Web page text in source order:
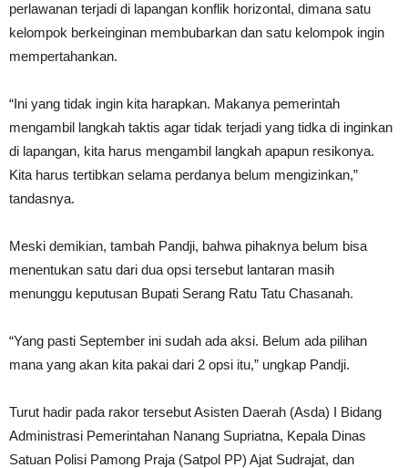
perlawanan terjadi di lapangan konflik horizontal, dimana satu
kelompok berkeinginan membubarkan dan satu kelompok ingin
mempertahankan.
“Ini yang tidak ingin kita harapkan. Makanya pemerintah
mengambil langkah taktis agar tidak terjadi yang tidka di inginkan
di lapangan, kita harus mengambil langkah apapun resikonya.
Kita harus tertibkan selama perdanya belum mengizinkan,”
tandasnya.
Meski demikian, tambah Pandji, bahwa pihaknya belum bisa
menentukan satu dari dua opsi tersebut lantaran masih
menunggu keputusan Bupati Serang Ratu Tatu Chasanah.
“Yang pasti September ini sudah ada aksi. Belum ada pilihan
mana yang akan kita pakai dari 2 opsi itu,” ungkap Pandji.
Turut hadir pada rakor tersebut Asisten Daerah (Asda) I Bidang
Administrasi Pemerintahan Nanang Supriatna, Kepala Dinas
Satuan Polisi Pamong Praja (Satpol PP) Ajat Sudrajat, dan